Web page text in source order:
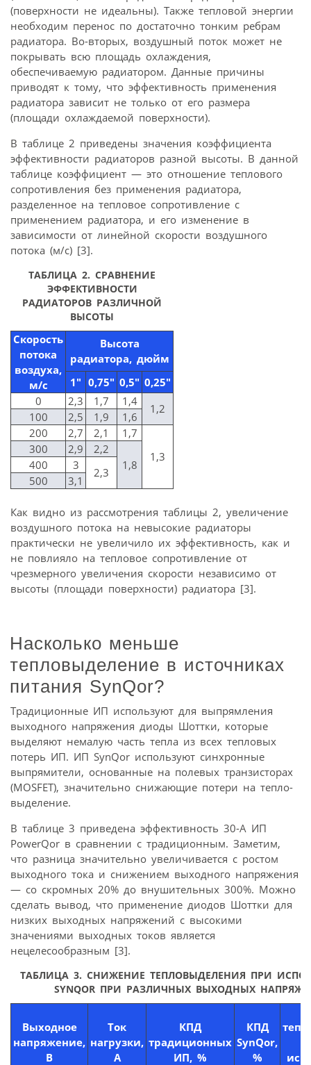
(поверхности не идеальны). Также тепловой энергии
необходим перенос по достаточно тонким ребрам
радиатора. Во-вторых, воздушный поток может не
покрывать всю площадь охлаждения,
обеспечиваемую радиатором. Данные причины
приводят к тому, что эффективность применения
радиатора зависит не только от его размера
(площади охлаждаемой поверхности).
В таблице 2 приведены значения коэффициента
эффективности радиаторов разной высоты. В данной
таблице коэффициент — это отношение теплового
сопротивления без применения радиатора,
разделенное на тепловое сопротивление с
применением радиатора, и его изменение в
зависимости от линейной скорости воздушного
потока (м/с) [3].
ТАБЛИЦА 2. СРАВНЕНИЕ
ЭФФЕКТИВНОСТИ
РАДИАТОРОВ РАЗЛИЧНОЙ
ВЫСОТЫ
Скорость
потока
воздуха,
м/с
Высота
радиатора, дюйм
1″ 0,75″ 0,5″ 0,25″
0
2,3 1,7 1,4
1,2
100 2,5 1,9
1,6
200
2,7 2,1
1,7
1,3
300 2,9
2,2
1,8
400 3
2,3
500 3,1
Как видно из рассмотрения таблицы 2, увеличение
воздушного потока на невысокие радиаторы
практически не увеличило их эффективность, как и
не повлияло на тепловое сопротивление от
чрезмерного увеличения скорости независимо от
высоты (площади поверхности) радиатора [3].
Насколько меньше
тепловыделение в источниках
питания SynQor?
Традиционные ИП используют для выпрямления
выходного напряжения диоды Шоттки, которые
выделяют немалую часть тепла из всех тепловых
потерь ИП. ИП SynQor используют синхронные
выпрямители, основанные на полевых транзисторах
(MOSFET), значительно снижающие потери на тепло­
выделение.
В таблице 3 приведена эффективность 30-А ИП
PowerQor в сравнении с традиционным. Заметим,
что разница значительно увеличивается с ростом
выходного тока и снижением выходного напряжения
— со скромных 20% до внушительных 300%. Можно
сделать вывод, что применение диодов Шоттки для
низких выходных напряжений с высокими
значениями выходных токов является
нецелесообразным [3].
ТАБЛИЦА 3. СНИЖЕНИЕ ТЕПЛОВЫДЕЛЕНИЯ ПРИ
SYNQOR ПРИ РАЗЛИЧНЫХ ВЫХОДНЫХ
Выходное
напряжение,
В
Ток
нагрузки,
А
КПД
традиционных
ИП, %
КПД
SynQor,
%